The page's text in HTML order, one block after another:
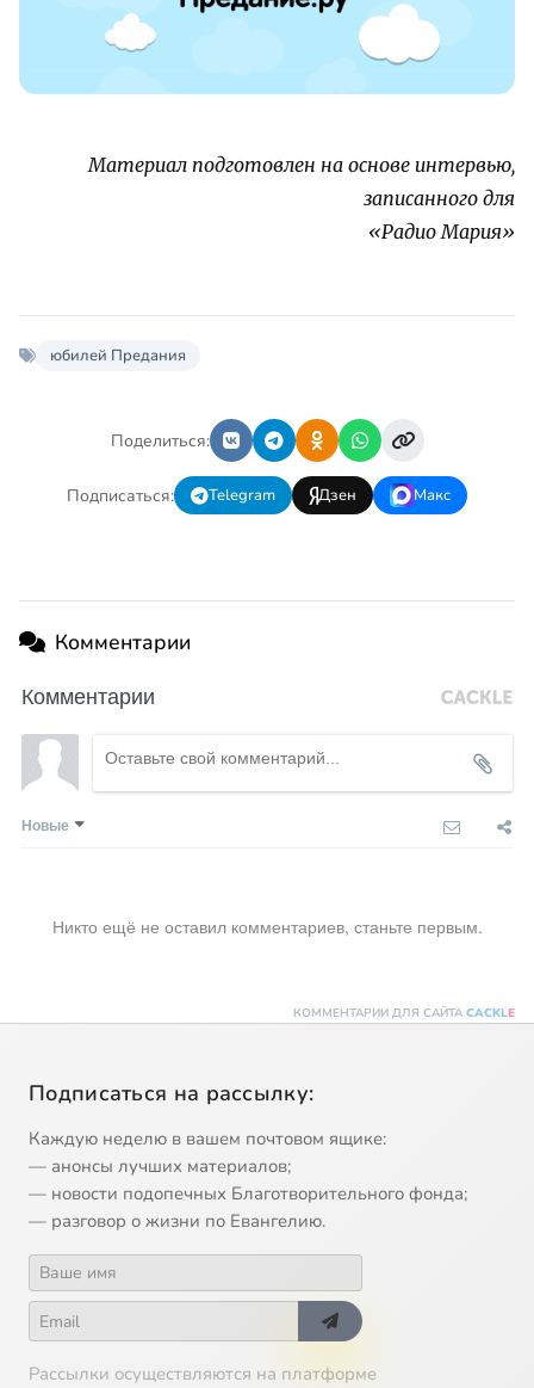
Материал подготовлен на основе интервью,
записанного для
«Радио Мария»
юбилей Предания
Поделиться:
Подписаться: Telegram Дзен Макс
Комментарии
Комментарии
Новые
Никто ещё не оставил комментариев, станьте первым.
КОММЕНТАРИИ ДЛЯ САЙТА CACKLE
Подписаться на рассылку:
Каждую неделю в вашем почтовом ящике:
— анонсы лучших материалов;
— новости подопечных Благотворительного фонда;
— разговор о жизни по Евангелию.
Рассылки осуществляются на платформе